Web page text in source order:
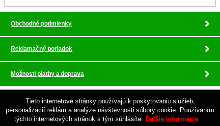
Obchodné podmienky
Reklamačný poriadok
Možnosti platby a doprava
© 2026 Pokladnicne centrum , profesionalny servis •tvorba eshopu cez UNIobchod
webhostingspoločnostiWEBYGROUP
Tieto internetové stránky používajú k poskytovaniu služieb,
personalizácií reklám a analýze návštevnosti súbory cookie. Používaním
týchto internetových stránok s tým súhlasíte. Ďalšie informácie